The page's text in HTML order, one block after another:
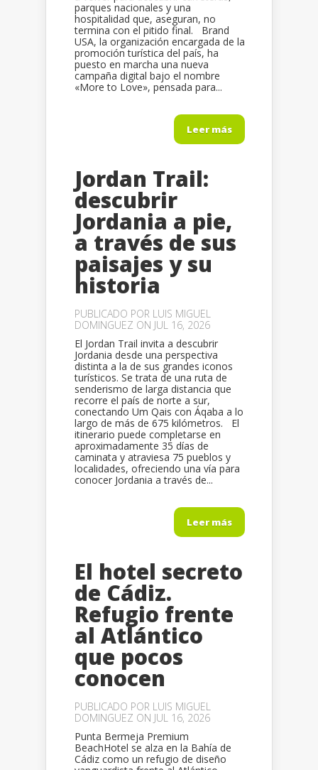
parques nacionales y una
hospitalidad que, aseguran, no
termina con el pitido final. Brand
USA, la organización encargada de la
promoción turística del país, ha
puesto en marcha una nueva
campaña digital bajo el nombre
«More to Love», pensada para...
Leer más
Jordan Trail:
descubrir
Jordania a pie,
a través de sus
paisajes y su
historia
PUBLICADO POR LUIS MIGUEL
DOMINGUEZ ON JUL 16, 2026
El Jordan Trail invita a descubrir
Jordania desde una perspectiva
distinta a la de sus grandes iconos
turísticos. Se trata de una ruta de
senderismo de larga distancia que
recorre el país de norte a sur,
conectando Um Qais con Áqaba a lo
largo de más de 675 kilómetros. El
itinerario puede completarse en
aproximadamente 35 días de
caminata y atraviesa 75 pueblos y
localidades, ofreciendo una vía para
conocer Jordania a través de...
Leer más
El hotel secreto
de Cádiz.
Refugio frente
al Atlántico
que pocos
conocen
PUBLICADO POR LUIS MIGUEL
DOMINGUEZ ON JUL 16, 2026
Punta Bermeja Premium
BeachHotel se alza en la Bahía de
Cádiz como un refugio de diseño